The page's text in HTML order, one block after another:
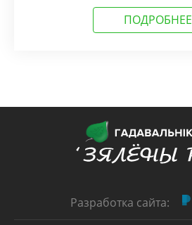
ПОДРОБНЕЕ
Разработка сайта: